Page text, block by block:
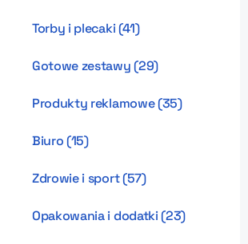
Torby i plecaki(41)
Gotowe zestawy(29)
Produkty reklamowe(35)
Biuro(15)
Zdrowie i sport(57)
Opakowania i dodatki(23)